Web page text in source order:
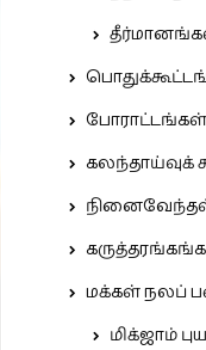
போராட்டங்கள்
கலந்தாய்வுக்
மக்கள் நலப்
மிக்ஜாம்